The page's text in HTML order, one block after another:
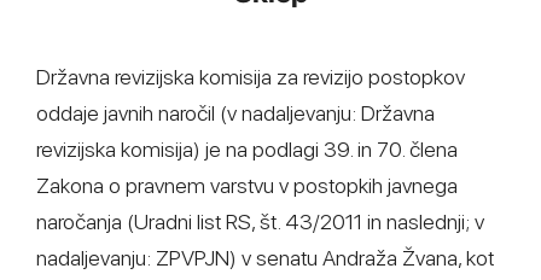
Državna revizijska komisija za revizijo postopkov
oddaje javnih naročil (v nadaljevanju: Državna
revizijska komisija) je na podlagi 39. in 70. člena
Zakona o pravnem varstvu v postopkih javnega
naročanja (Uradni list RS, št. 43/2011 in naslednji; v
nadaljevanju: ZPVPJN) v senatu Andraža Žvana, kot